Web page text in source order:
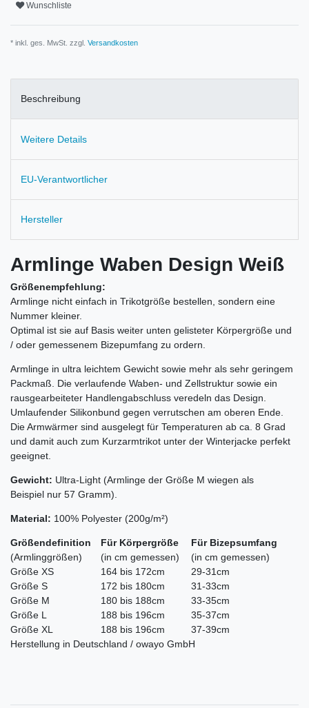
Wunschliste
* inkl. ges. MwSt. zzgl. Versandkosten
Beschreibung
Weitere Details
EU-Verantwortlicher
Hersteller
Armlinge Waben Design Weiß
Größenempfehlung:
Armlinge nicht einfach in Trikotgröße bestellen, sondern eine
Nummer kleiner.
Optimal ist sie auf Basis weiter unten gelisteter Körpergröße und
/ oder gemessenem Bizepumfang zu ordern.
Armlinge in ultra leichtem Gewicht sowie mehr als sehr geringem
Packmaß. Die verlaufende Waben- und Zellstruktur sowie ein
rausgearbeiteter Handlengabschluss veredeln das Design.
Umlaufender Silikonbund gegen verrutschen am oberen Ende.
Die Armwärmer sind ausgelegt für Temperaturen ab ca. 8 Grad
und damit auch zum Kurzarmtrikot unter der Winterjacke perfekt
geeignet.
Gewicht: Ultra-Light (Armlinge der Größe M wiegen als
Beispiel nur 57 Gramm).
Material: 100% Polyester (200g/m²)
Größendefinition
(Armlinggrößen)
Für Körpergröße
(in cm gemessen)
Für Bizepsumfang
(in cm gemessen)
Größe XS
164 bis 172cm
29-31cm
Größe S
172 bis 180cm
31-33cm
Größe M
180 bis 188cm
33-35cm
Größe L
188 bis 196cm
35-37cm
Größe XL
188 bis 196cm
37-39cm
Herstellung in Deutschland / owayo GmbH